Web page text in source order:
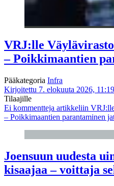
VRJ:lle
– Poikkimaantien
Pääkategoria Infra
Kirjoitettu 7. elokuuta 2026, 11:19
Tilaajille
Ei kommentteja artikkeliin
– Poikkimaantien parantaminen
Joensuun uudesta
kisaajaa – voittaja